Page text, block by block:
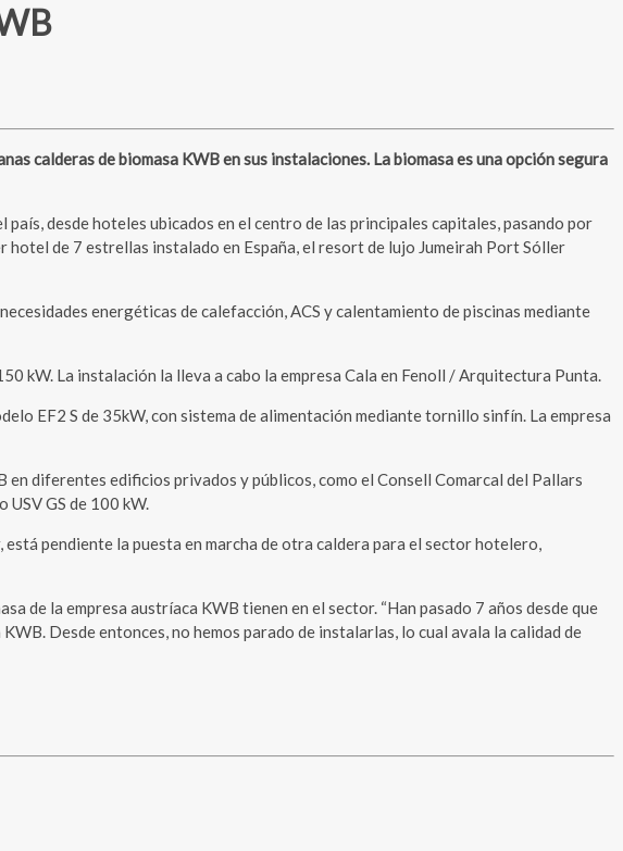
calderas de biomasa KWB en sus instalaciones. La biomasa es una opción segura
desde hoteles ubicados en el centro de las principales capitales, pasando por
hotel de 7 estrellas instalado en España, el resort de lujo Jumeirah Port Sóller
energéticas de calefacción, ACS y calentamiento de piscinas mediante
kW. La instalación la lleva a cabo la empresa Cala en Fenoll / Arquitectura Punta.
EF2 S de 35kW, con sistema de alimentación mediante tornillo sinfín. La empresa
diferentes edificios privados y públicos, como el Consell Comarcal del Pallars
GS de 100 kW.
pendiente la puesta en marcha de otra caldera para el sector hotelero,
de la empresa austríaca KWB tienen en el sector. “Han pasado 7 años desde que
Desde entonces, no hemos parado de instalarlas, lo cual avala la calidad de